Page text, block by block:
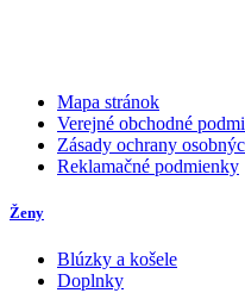
Mapa stránok
Verejné obchodné
Zásady ochrany
Reklamačné podmienky
Ženy
Blúzky a košele
Doplnky